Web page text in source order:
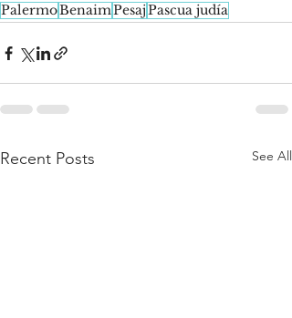
PalermoBenaimPesajPascua judía
Recent Posts See All